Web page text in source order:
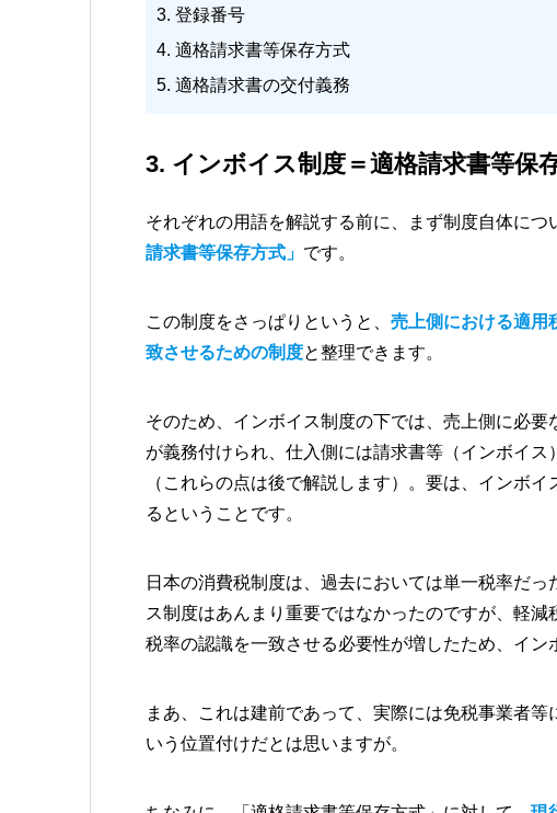
3. 登録番号
4. 適格請求書等保存方式
5. 適格請求書の交付義務
3. インボイス制度＝適格請求書等保
それぞれの用語を解説する前に、まず制度自体につ
請求書等保存方式」 です。
この制度をさっぱりというと、 売上側における適用
致させるための制度と整理できます。
そのため、インボイス制度の下では、売上側に必
が義務付けられ、仕入側には請求書等（インボイ
（これらの点は後で解説します）。要は、インボ
るということです。
日本の消費税制度は、過去においては単一税率だ
ス制度はあんまり重要ではなかったのですが、軽
税率の認識を一致させる必要性が増したため、イン
まあ、これは建前であって、実際には免税事業者等
いう位置付けだとは思いますが。